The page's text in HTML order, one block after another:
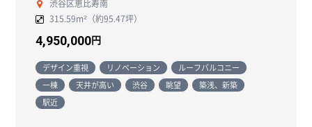
渋谷区恵比寿南
315.59m²（約95.47坪）
4,950,000円
デザイン重視 リノベーション
ルーフバルコニー
一棟
天井が高い 渋谷 眺望
築浅、新築
駅近